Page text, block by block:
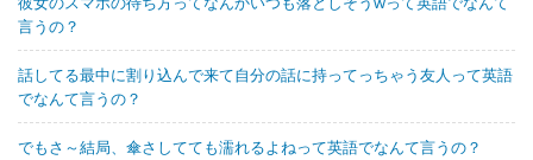
言うの？
話してる最中に割り込んで来て自分の話に持ってっちゃう友人って英語
でなんて言うの？
でもさ～結局、傘さしてても濡れるよねって英語でなんて言うの？